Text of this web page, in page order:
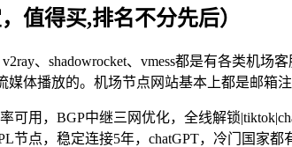
值得买,排名不分先后）
、shadowrocket、vmess都是有各类机场客
体播放的。机场节点网站基本上都是邮箱
可用，BGP中继三网优化，全线解锁
节点，稳定连接5年，chatGPT，冷门国家都